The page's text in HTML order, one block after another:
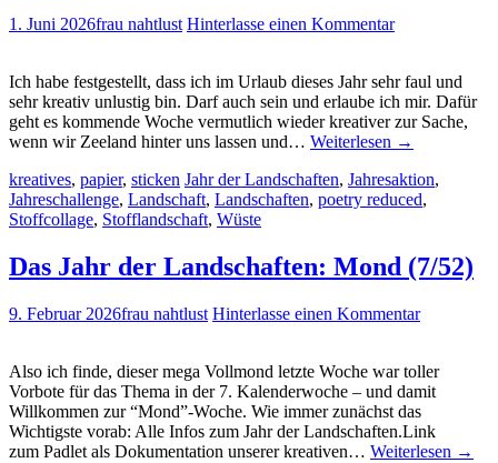
1. Juni 2026frau nahtlust Hinterlasse einen Kommentar
Ich habe festgestellt, dass ich im Urlaub dieses Jahr sehr faul und
sehr kreativ unlustig bin. Darf auch sein und erlaube ich mir. Dafür
geht es kommende Woche vermutlich wieder kreativer zur Sache,
wenn wir Zeeland hinter uns lassen und… Weiterlesen →
kreatives, papier, sticken Jahr der Landschaften, Jahresaktion,
Jahreschallenge, Landschaft, Landschaften, poetry reduced,
Stoffcollage, Stofflandschaft, Wüste
Das Jahr der Landschaften: Mond (7/52)
9. Februar 2026frau nahtlust Hinterlasse einen Kommentar
Also ich finde, dieser mega Vollmond letzte Woche war toller
Vorbote für das Thema in der 7. Kalenderwoche – und damit
Willkommen zur “Mond”-Woche. Wie immer zunächst das
Wichtigste vorab: Alle Infos zum Jahr der Landschaften.Link
zum Padlet als Dokumentation unserer kreativen… Weiterlesen →